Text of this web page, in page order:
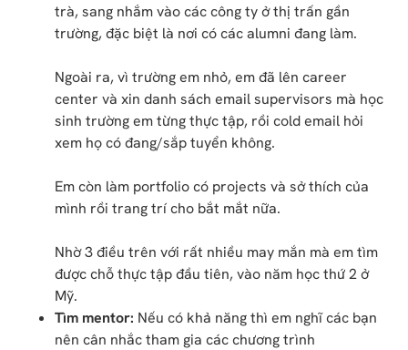
trà, sang nhắm vào các công ty ở thị trấn gần
trường, đặc biệt là nơi có các alumni đang làm.
Ngoài ra, vì trường em nhỏ, em đã lên career
center và xin danh sách email supervisors mà học
sinh trường em từng thực tập, rồi cold email hỏi
xem họ có đang/sắp tuyển không.
Em còn làm portfolio có projects và sở thích của
mình rồi trang trí cho bắt mắt nữa.
Nhờ 3 điều trên với rất nhiều may mắn mà em tìm
được chỗ thực tập đầu tiên, vào năm học thứ 2 ở
Mỹ.
Tìm mentor: Nếu có khả năng thì em nghĩ các bạn
nên cân nhắc tham gia các chương trình